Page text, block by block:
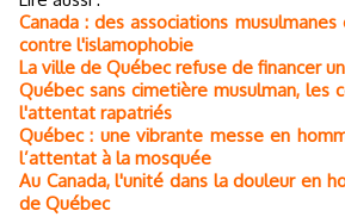
Canada : des associations
contre l'islamophobie
La ville de Québec refuse de financer
Québec sans cimetière musulman, les
l'attentat rapatriés
Québec : une vibrante messe en
l’attentat à la mosquée
Au Canada, l'unité dans la douleur en
de Québec